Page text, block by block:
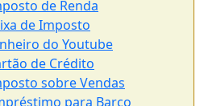
de Renda
de Imposto
do Youtube
de Crédito
sobre Vendas
para Barco